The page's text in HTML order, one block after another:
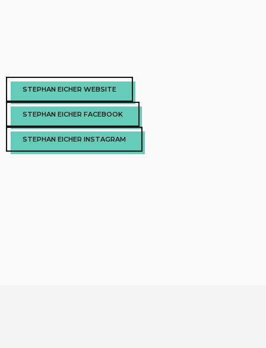
STEPHAN EICHER WEBSITE
STEPHAN EICHER FACEBOOK
STEPHAN EICHER INSTAGRAM